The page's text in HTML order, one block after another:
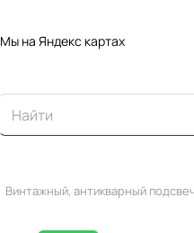
Мы на Яндекс картах
Винтажный, антикварный